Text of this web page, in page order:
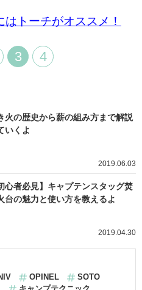
トーチがオススメ！
3 4
火の歴史から薪の組み方まで解説
いくよ
2019.06.03
心者必見】キャプテンスタッグ焚
台の魅力と使い方を教えるよ
2019.04.30
OPINEL
SOTO